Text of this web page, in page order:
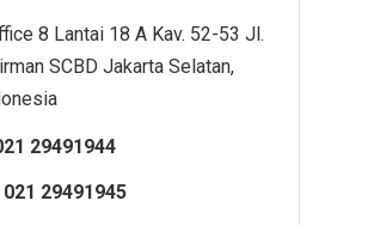
8 Lantai 18 A Kav. 52-53 Jl.
SCBD Jakarta Selatan,
29491944
021 29491945